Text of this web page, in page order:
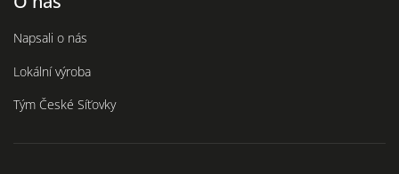
Napsali o nás
Lokální výroba
Tým České Síťovky